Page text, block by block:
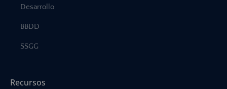
Desarrollo
BBDD
SSGG
Recursos